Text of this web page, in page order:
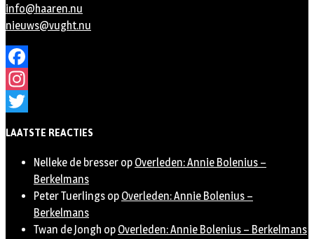
info@haaren.nu
nieuws@vught.nu
Facebook
Instagram
LAATSTE REACTIES
Nelleke de bresser op Overleden: Annie Bolenius –
Berkelmans
Peter Tuerlings op Overleden: Annie Bolenius –
Berkelmans
Twan de Jongh op Overleden: Annie Bolenius – Berkelmans